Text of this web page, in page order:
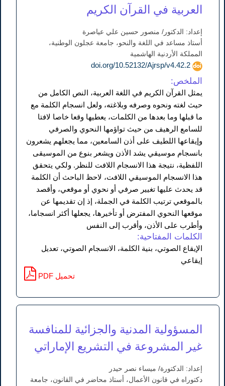
العربية في القرآن الكريم
إعداد: الدكتور/ منصور حسين علي عياصرة
أستاذ مساعد في اللغة والنحو، جامعة عجلون الوطنية،
المملكة الأردنية الهاشمية
doi.org/10.52132/Ajrsp/v4.42.2
الملخص:
يمثل القرآن الكريم في اللغة العربية، النص الكامل من
حيث لغته ونحوه وصرفه وبلاغته، ولعل انسجام الكلمة مع
ما قبلها وما بعدها من الكلمات، يعطيها وقعا خاصا لافتا
للسامع الرهيف من حيث تواؤمها النحوي والصرفي
وإيقاعها اللطيف على أذن السامعين، مما يجعلهم يشعرون
بانسجام موسيقي يشد الأذن ويشعر بنوع من الموسيقى
اللفظية، نتيجة هذا الانسجام اللافت للنظر. ولكي يتحقق
هذا الانسجام الموسيقي اللافت، لاحظ الباحث أن الكلمة
قد يحدث عليها تغيير صرفي أو نحوي أو موقعي، وأقصد
بالموقعي ترتيب الكلمة في الجملة، إذ إن تقديمها عن
موقعها النحوي المفترض أو تأخيرها، يجعلها أكثر انسجاما،
وأطرب على الأذن، وأقرب إلى النفس
الكلمات المفتاحية:
الإيقاع الصوتي، بنية الكلمة، الانسجام الصوتي، تعديل
إيقاعي
PDF تحميل
المسؤولية المدنية والجزائية للمنافسة
غير المشروعة في التشريع الإماراتي
إعداد: الدكتورة/ ميساء نصر حيدر
دكتوراه في قانون الأعمال، أستاذ محاضر في القانون، جامعة